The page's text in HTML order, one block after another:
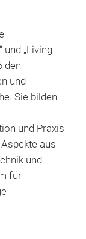
und „Living
den
und
Sie bilden
und Praxis
aus
und
für